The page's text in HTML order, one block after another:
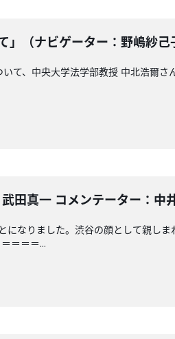
」（ナビゲーター：野嶋紗
て、中央大学法学部教授 中北浩爾
田真一 コメンテーター：中
になりました。渋谷の顔として親し
＝＝＝...